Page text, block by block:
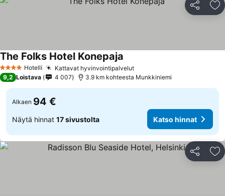
Jaa
4 Tähtiluokitus
Hotelli Kattavat hyvinvointipalvelut
The Folks Hotel Konepaja
9,2 Loistava 4 007 3.9 km kohteesta Munkkiniemi
Alkaen 94 €
Näytä hinnat 17 sivustolta Katso hinnat
Jaa